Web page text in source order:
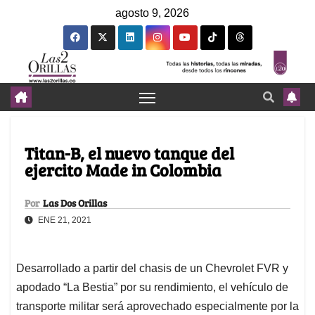
agosto 9, 2026
Titan-B, el nuevo tanque del
ejercito Made in Colombia
Por Las Dos Orillas
ENE 21, 2021
Desarrollado a partir del chasis de un Chevrolet FVR y
apodado “La Bestia” por su rendimiento, el vehículo de
transporte militar será aprovechado especialmente por la